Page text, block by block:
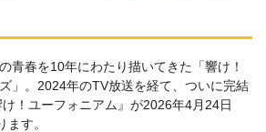
青春を10年にわたり描いてきた「響け！
」。2024年のTV放送を経て、ついに完結
！ユーフォニアム』が2026年4月24日
す。